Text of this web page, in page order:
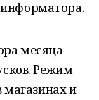
месяца
Режим
магазинах и